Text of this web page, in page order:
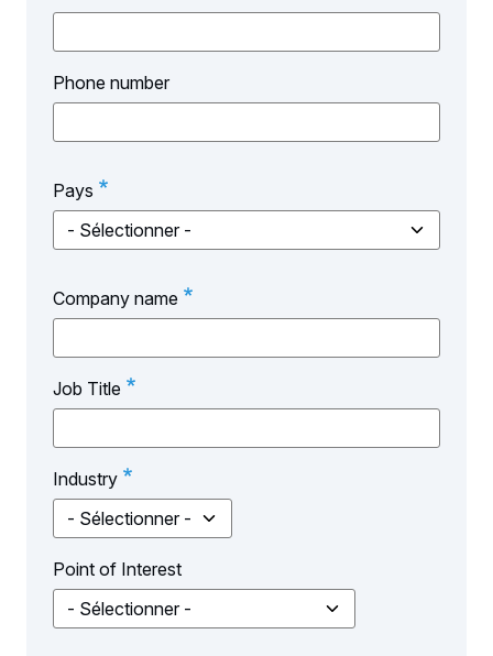
Phone number
Country
Pays
Company name
Job Title
Industry
Point of Interest
Point
of